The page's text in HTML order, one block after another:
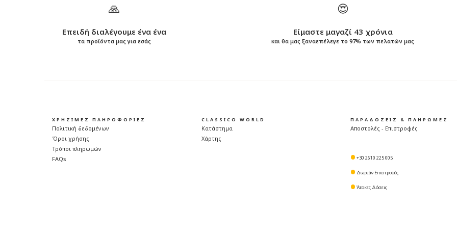
🙏
Επειδή διαλέγουμε ένα ένα
τα προϊόντα μας για εσάς
😍
Είμαστε μαγαζί 43 χρόνια
και θα μας ξαναεπέλεγε το 97% των πελατών μας
ΧΡΗΣΙΜΕΣ ΠΛΗΡΟΦΟΡΙΕΣ
Πολιτική δεδομένων
Όροι χρήσης
Τρόποι πληρωμών
FAQs
CLASSICO WORLD
Κατάστημα
Χάρτης
ΠΑΡΑΔΟΣΕΙΣ & ΠΛΗΡΩΜΕΣ
Αποστολές - Επιστροφές
+30 2610 225 005
Δωρεάν Επιστροφές
Άτοκες Δόσεις